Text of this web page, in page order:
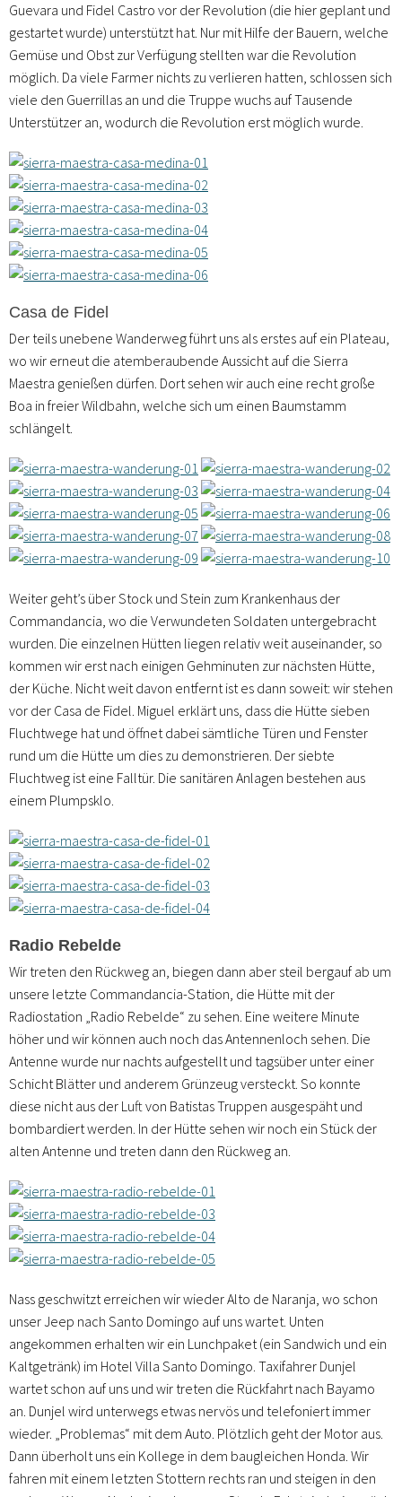
Guevara und Fidel Castro vor der Revolution (die hier geplant und
gestartet wurde) unterstützt hat. Nur mit Hilfe der Bauern, welche
Gemüse und Obst zur Verfügung stellten war die Revolution
möglich. Da viele Farmer nichts zu verlieren hatten, schlossen sich
viele den Guerrillas an und die Truppe wuchs auf Tausende
Unterstützer an, wodurch die Revolution erst möglich wurde.
Casa de Fidel
Der teils unebene Wanderweg führt uns als erstes auf ein Plateau,
wo wir erneut die atemberaubende Aussicht auf die Sierra
Maestra genießen dürfen. Dort sehen wir auch eine recht große
Boa in freier Wildbahn, welche sich um einen Baumstamm
schlängelt.
Weiter geht’s über Stock und Stein zum Krankenhaus der
Commandancia, wo die Verwundeten Soldaten untergebracht
wurden. Die einzelnen Hütten liegen relativ weit auseinander, so
kommen wir erst nach einigen Gehminuten zur nächsten Hütte,
der Küche. Nicht weit davon entfernt ist es dann soweit: wir stehen
vor der Casa de Fidel. Miguel erklärt uns, dass die Hütte sieben
Fluchtwege hat und öffnet dabei sämtliche Türen und Fenster
rund um die Hütte um dies zu demonstrieren. Der siebte
Fluchtweg ist eine Falltür. Die sanitären Anlagen bestehen aus
einem Plumpsklo.
Radio Rebelde
Wir treten den Rückweg an, biegen dann aber steil bergauf ab um
unsere letzte Commandancia-Station, die Hütte mit der
Radiostation „Radio Rebelde“ zu sehen. Eine weitere Minute
höher und wir können auch noch das Antennenloch sehen. Die
Antenne wurde nur nachts aufgestellt und tagsüber unter einer
Schicht Blätter und anderem Grünzeug versteckt. So konnte
diese nicht aus der Luft von Batistas Truppen ausgespäht und
bombardiert werden. In der Hütte sehen wir noch ein Stück der
alten Antenne und treten dann den Rückweg an.
Nass geschwitzt erreichen wir wieder Alto de Naranja, wo schon
unser Jeep nach Santo Domingo auf uns wartet. Unten
angekommen erhalten wir ein Lunchpaket (ein Sandwich und ein
Kaltgetränk) im Hotel Villa Santo Domingo. Taxifahrer Dunjel
wartet schon auf uns und wir treten die Rückfahrt nach Bayamo
an. Dunjel wird unterwegs etwas nervös und telefoniert immer
wieder. „Problemas“ mit dem Auto. Plötzlich geht der Motor aus.
Dann überholt uns ein Kollege in dem baugleichen Honda. Wir
fahren mit einem letzten Stottern rechts ran und steigen in den